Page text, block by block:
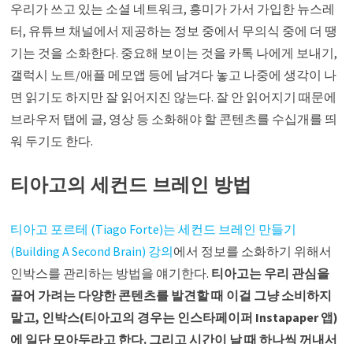
우리가 쓰고 있는 소셜 네트워크, 흥미가 가서 가입한 뉴스레
터, 유튜브 채널에서 제공하는 정보 중에서 무의식 중에 더 땡
기는 것을 소화한다. 중요해 보이는 것을 카톡 나에게 보내기,
갤럭시 노트/애플 메모앱 등에 남겨다 놓고 나중에 생각이 나
면 읽기도 하지만 잘 읽어지진 않는다. 잘 안 읽어지기 때문에
브라우저 탭에 글, 영상 등 소화해야 할 콘텐츠를 수십개를 띄
워 두기도 한다.
티아고의 세컨드 브레인 방법
티아고 포르테 (Tiago Forte)는 세컨드 브레인 만들기
(Building A Second Brain) 강의에서 정보를 소화하기 위해서
인박스를 관리하는 방법을 얘기한다. 티아고는 우리 관심을
끌어 가려는 다양한 콘텐츠를 발견할 때 이걸 그냥 소비하지
말고, 인박스(티아고의 경우는 인스타페이퍼 Instapaper 앱)
에 일단 모아두라고 한다. 그리고 시간이 날 때 하나씩 꺼내서